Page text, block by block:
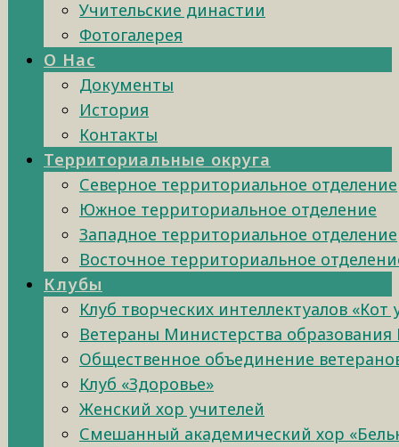
Учительские династии
Фотогалерея
О Нас
Документы
История
Контакты
Территориальные округа
Северное территориальное отделение
Южное территориальное отделение
Западное территориальное отделение
Восточное территориальное
Клубы
Клуб творческих интеллектуалов «Кот
Ветераны Министерства образования
Общественное объединение
Клуб «Здоровье»
Женский хор учителей
Смешанный академический хор